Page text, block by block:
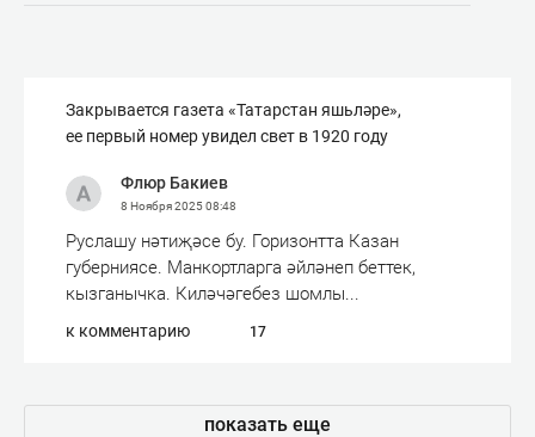
Закрывается газета «Татарстан яшьләре»,
ее первый номер увидел свет в 1920 году
Флюр Бакиев
8 Ноября 202508:48
Руслашу нәтиҗәсе бу. Горизонтта Казан
губерниясе. Манкортларга әйләнеп беттек,
кызганычка. Киләчәгебез шомлы...
к комментарию 17
показать еще